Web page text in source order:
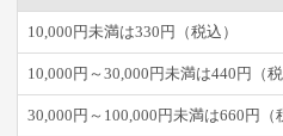
10,000円未満は330円（税込）
10,000円～30,000円未満は440円（税
30,000円～100,000円未満は660円（